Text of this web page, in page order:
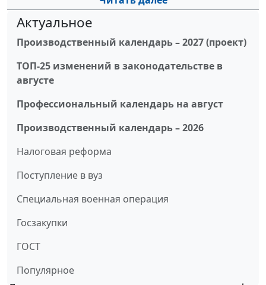
Актуальное
Производственный календарь – 2027 (проект)
ТОП-25 изменений в законодательстве в
августе
Профессиональный календарь на август
Производственный календарь – 2026
Налоговая реформа
Поступление в вуз
Специальная военная операция
Госзакупки
ГОСТ
Популярное